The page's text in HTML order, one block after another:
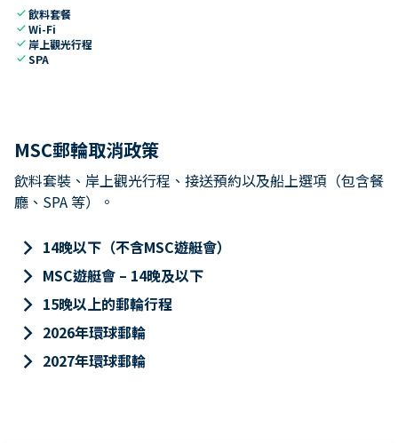
check飲料套餐
checkWi-Fi
check 岸上觀光行程
checkSPA
MSC郵輪取消政策
飲料套裝、岸上觀光行程、接送預約以及船上選項（包含餐
廳、SPA 等）。
keyboard_arrow_right 14晚以下（不含MSC遊艇會）
keyboard_arrow_right MSC遊艇會 – 14晚及以下
keyboard_arrow_right 15晚以上的郵輪行程
keyboard_arrow_right 2026年環球郵輪
keyboard_arrow_right 2027年環球郵輪